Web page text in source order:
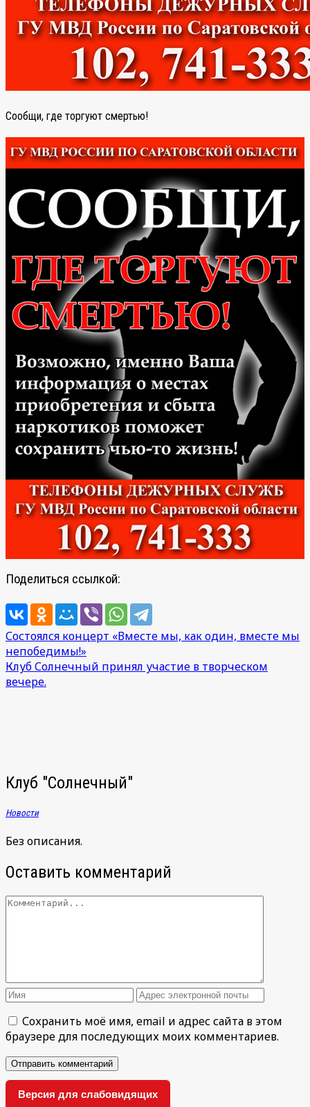
Сообщи, где торгуют смертью!
Поделиться ссылкой:
Навигация
по
записям
Состоялся концерт «Вместе мы, как один, вместе мы
непобедимы!»
Клуб Солнечный принял участие в творческом
вечере.
Клуб "Солнечный"
Новости
Без описания.
Оставить комментарий
Сохранить моё имя, email и адрес сайта в этом
браузере для последующих моих комментариев.
Версия для слабовидящих